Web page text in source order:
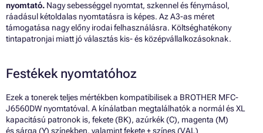
nyomtató. Nagy sebességgel nyomtat, szkennel és fénymásol,
ráadásul kétoldalas nyomtatásra is képes. Az A3-as méret
támogatása nagy előny irodai felhasználásra. Költséghatékony
tintapatronjai miatt jó választás kis- és középvállalkozásoknak.
Festékek nyomtatóhoz
Ezek a tonerek teljes mértékben kompatibilisek a BROTHER MFC-
J6560DW nyomtatóval. A kínálatban megtalálhatók a normál és XL
kapacitású patronok is, fekete (BK), azúrkék (C), magenta (M)
és sárga (Y) színekben, valamint fekete + színes (VAL)